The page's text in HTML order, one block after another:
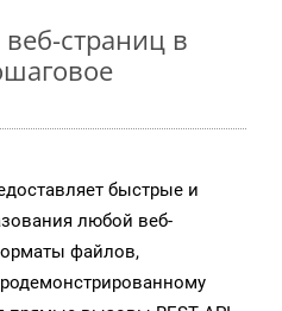
страниц в
быстрые и
любой веб-
файлов,